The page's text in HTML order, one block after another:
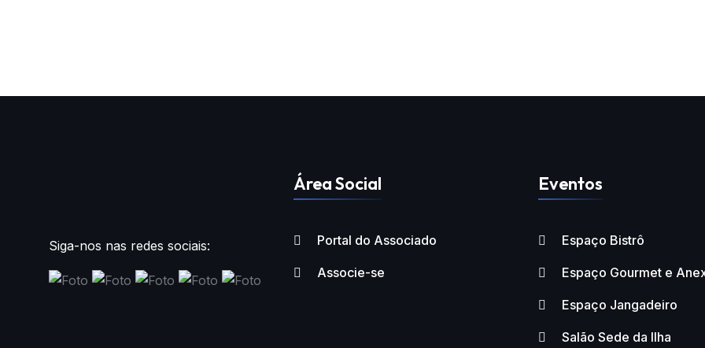
Siga-nos nas redes sociais:
Área Social
Portal do Associado
Associe-se
Eventos
Espaço Bistrô
Espaço Gourmet e
Espaço Jangadeiro
Salão Sede da Ilha